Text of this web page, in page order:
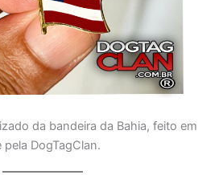
da bandeira da Bahia, feito em
DogTagClan.